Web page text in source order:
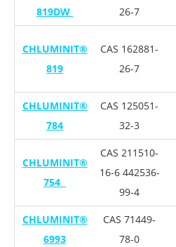
819DW
26-7
CHLUMINIT®
819
CAS 162881-
26-7
CHLUMINIT®
784
CAS 125051-
32-3
CHLUMINIT®
754
CAS 211510-
16-6 442536-
99-4
CHLUMINIT®
6993
CAS 71449-
78-0